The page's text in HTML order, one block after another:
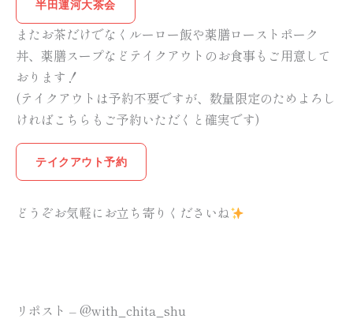
半田運河大茶会
またお茶だけでなくルーロー飯や薬膳ローストポーク
丼、薬膳スープなどテイクアウトのお食事もご用意して
おります！
(テイクアウトは予約不要ですが、数量限定のためよろし
ければこちらもご予約いただくと確実です)
テイクアウト予約
どうぞお気軽にお立ち寄りくださいね
リポスト – @with_chita_shu